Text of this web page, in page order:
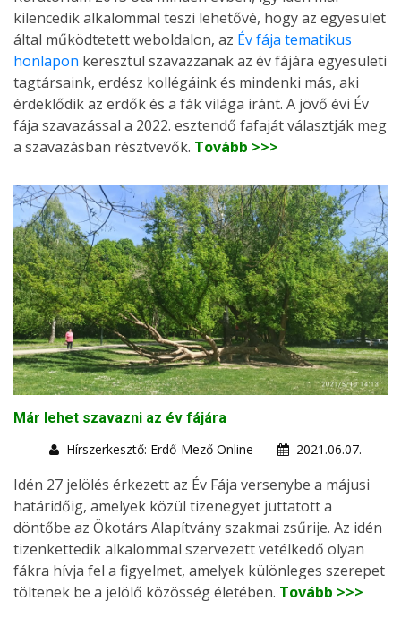
kilencedik alkalommal teszi lehetővé, hogy az egyesület
által működtetett weboldalon, az Év fája tematikus
honlapon keresztül szavazzanak az év fájára egyesületi
tagtársaink, erdész kollégáink és mindenki más, aki
érdeklődik az erdők és a fák világa iránt. A jövő évi Év
fája szavazással a 2022. esztendő fafaját választják meg
a szavazásban résztvevők. Tovább >>>
Már lehet szavazni az év fájára
Hírszerkesztő: Erdő-Mező Online
2021.06.07.
Idén 27 jelölés érkezett az Év Fája versenybe a májusi
határidőig, amelyek közül tizenegyet juttatott a
döntőbe az Ökotárs Alapítvány szakmai zsűrije. Az idén
tizenkettedik alkalommal szervezett vetélkedő olyan
fákra hívja fel a figyelmet, amelyek különleges szerepet
töltenek be a jelölő közösség életében. Tovább >>>